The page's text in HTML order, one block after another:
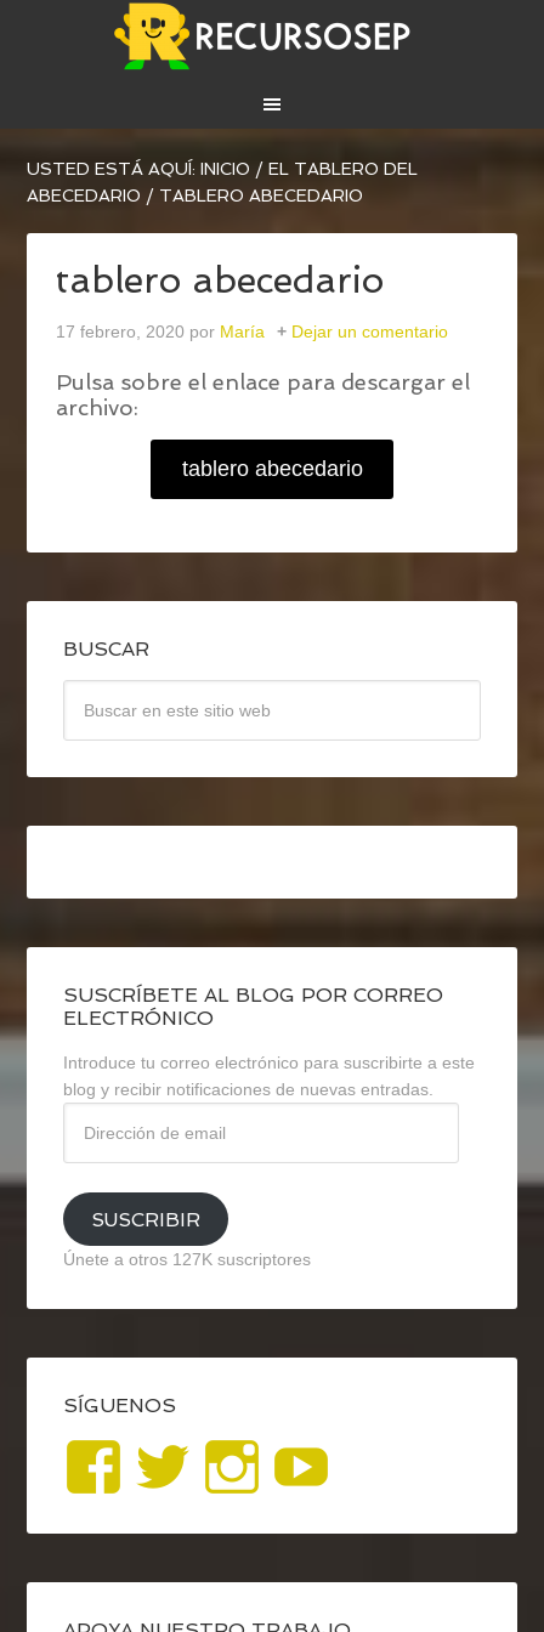
USTED ESTÁ AQUÍ:INICIO / EL TABLERO DEL
ABECEDARIO / TABLERO ABECEDARIO
tablero abecedario
17 febrero, 2020 por María Dejar un comentario
Pulsa sobre el enlace para descargar el
archivo:
tablero abecedario
BUSCAR
SUSCRÍBETE AL BLOG POR CORREO
ELECTRÓNICO
Introduce tu correo electrónico para suscribirte a este
blog y recibir notificaciones de nuevas entradas.
email
SUSCRIBIR
Únete a otros 127K suscriptores
SÍGUENOS
Ver
perfil
de
Ver
perfil
de
Ver
perfil
de